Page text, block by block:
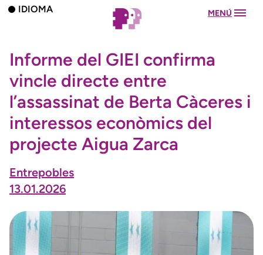
IDIOMA MENÚ
Informe del GIEI confirma
vincle directe entre
l’assassinat de Berta Càceres i
interessos econòmics del
projecte Aigua Zarca
Entrepobles
13.01.2026